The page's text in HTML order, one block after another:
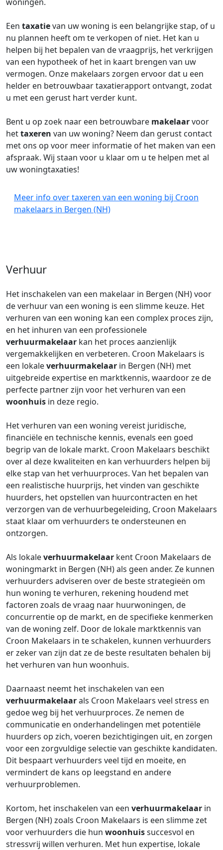
Een taxatievan uw woning is een belangrijke stap, of u
nu plannen heeft om te verkopen of niet. Het kan u
helpen bij het bepalen van de vraagprijs, het verkrijgen
van een hypotheek of het in kaart brengen van uw
vermogen. Onze makelaars zorgen ervoor dat u een
helder en betrouwbaar taxatierapport ontvangt, zodat
u met een gerust hart verder kunt.
Bent u op zoek naar een betrouwbare makelaarvoor
hettaxeren van uw woning? Neem dan gerust contact
met ons op voor meer informatie of het maken van een
afspraak. Wij staan voor u klaar om u te helpen met al
uw woningtaxaties!
Meer info over taxeren van een woning bij Croon
makelaars in Bergen (NH)
Verhuur
Het inschakelen van een makelaar in Bergen (NH) voor
de verhuur van een woning is een slimme keuze. Het
verhuren van een woning kan een complex proces zijn,
en het inhuren van een professionele
verhuurmakelaar kan het proces aanzienlijk
vergemakkelijken en verbeteren. Croon Makelaars is
een lokaleverhuurmakelaar in Bergen (NH) met
uitgebreide expertise en marktkennis, waardoor ze de
perfecte partner zijn voor het verhuren van een
woonhuis in deze regio.
Het verhuren van een woning vereist juridische,
financiële en technische kennis, evenals een goed
begrip van de lokale markt. Croon Makelaars beschikt
over al deze kwaliteiten en kan verhuurders helpen bij
elke stap van het verhuurproces. Van het bepalen van
een realistische huurprijs, het vinden van geschikte
huurders, het opstellen van huurcontracten en het
verzorgen van de verhuurbegeleiding, Croon Makelaars
staat klaar om verhuurders te ondersteunen en
ontzorgen.
Als lokaleverhuurmakelaar kent Croon Makelaars de
woningmarkt in Bergen (NH) als geen ander. Ze kunnen
verhuurders adviseren over de beste strategieën om
hun woning te verhuren, rekening houdend met
factoren zoals de vraag naar huurwoningen, de
concurrentie op de markt, en de specifieke kenmerken
van de woning zelf. Door de lokale marktkennis van
Croon Makelaars in te schakelen, kunnen verhuurders
er zeker van zijn dat ze de beste resultaten behalen bij
het verhuren van hun woonhuis.
Daarnaast neemt het inschakelen van een
verhuurmakelaarals Croon Makelaars veel stress en
gedoe weg bij het verhuurproces. Ze nemen de
communicatie en onderhandelingen met potentiële
huurders op zich, voeren bezichtigingen uit, en zorgen
voor een zorgvuldige selectie van geschikte kandidaten.
Dit bespaart verhuurders veel tijd en moeite, en
vermindert de kans op leegstand en andere
verhuurproblemen.
Kortom, het inschakelen van een verhuurmakelaar in
Bergen (NH) zoals Croon Makelaars is een slimme zet
voor verhuurders die hun woonhuissuccesvol en
stressvrij willen verhuren. Met hun expertise, lokale